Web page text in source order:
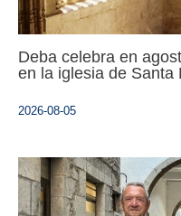
Deba celebra en
en la iglesia de Santa
2026-08-05